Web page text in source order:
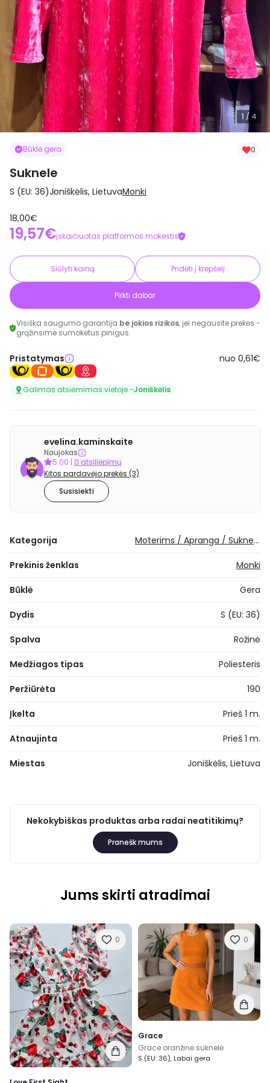
1 / 4
Būklė gera 0
Suknele
S (EU: 36)Joniškėlis, LietuvaMonki
18,00€
19,57€įskaičiuotas platformos mokestis
Siūlyti kainą Pridėti į krepšelį
Pirkti dabar
Visiška saugumo garantija be jokios rizikos, jei negausite prekės -
grąžinsime sumokėtus pinigus.
Pristatymas nuo 0,61€
Galimas atsiėmimas vietoje -Joniškėlis
evelina.kaminskaite
Naujokas
5.00 | 0 atsiliepimų
Kitos pardavėjo prekės (3)
Susisiekti
Kategorija Moterims / Apranga / Suknelės / Trumpos suknelės
Prekinis ženklas Monki
Būklė Gera
Dydis S (EU: 36)
Spalva Rožinė
Medžiagos tipas Poliesteris
Peržiūrėta 190
Įkelta Prieš 1 m.
Atnaujinta Prieš 1 m.
Miestas Joniškėlis, Lietuva
Nekokybiškas produktas arba radai neatitikimų?
Pranešk mums
Jums skirti atradimai
0 0
Grace
Grace oranžinė suknelė
S (EU: 36), Labai gera